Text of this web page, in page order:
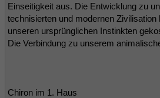
Einseitigkeit aus. Die Entwicklung zu
technisierten und modernen
unseren ursprünglichen Instinkten
Die Verbindung zu unserem
Chiron im 1. Haus